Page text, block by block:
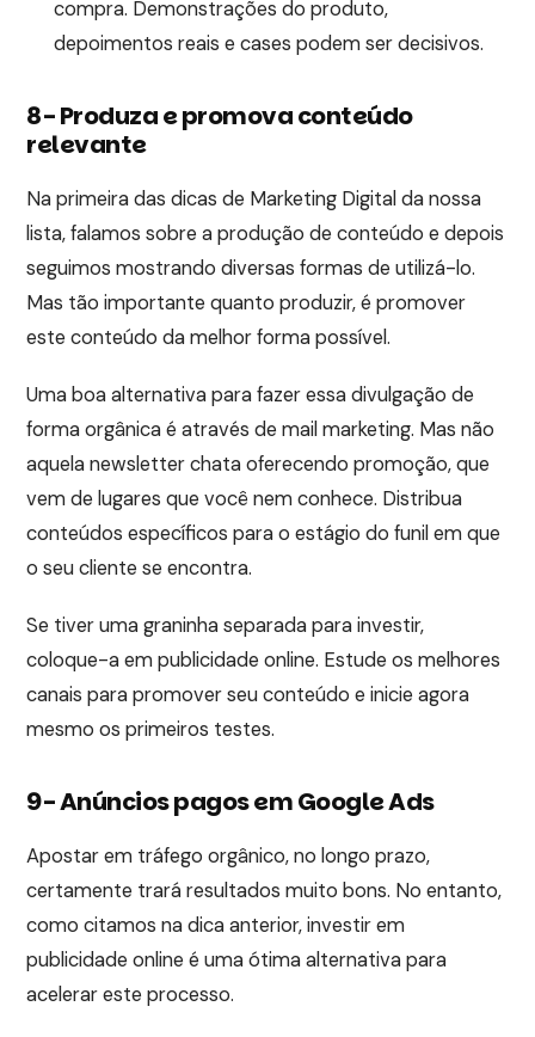
compra. Demonstrações do produto,
depoimentos reais e cases podem ser decisivos.
8- Produza e promova conteúdo
relevante
Na primeira das dicas de Marketing Digital da nossa
lista, falamos sobre a produção de conteúdo e depois
seguimos mostrando diversas formas de utilizá-lo.
Mas tão importante quanto produzir, é promover
este conteúdo da melhor forma possível.
Uma boa alternativa para fazer essa divulgação de
forma orgânica é através de mail marketing. Mas não
aquela newsletter chata oferecendo promoção, que
vem de lugares que você nem conhece. Distribua
conteúdos específicos para o estágio do funil em que
o seu cliente se encontra.
Se tiver uma graninha separada para investir,
coloque-a em publicidade online. Estude os melhores
canais para promover seu conteúdo e inicie agora
mesmo os primeiros testes.
9- Anúncios pagos em Google Ads
Apostar em tráfego orgânico, no longo prazo,
certamente trará resultados muito bons. No entanto,
como citamos na dica anterior, investir em
publicidade online é uma ótima alternativa para
acelerar este processo.